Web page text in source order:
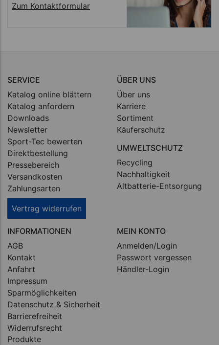
Zum Kontaktformular
SERVICE
Katalog online blättern
Katalog anfordern
Downloads
Newsletter
Sport-Tec bewerten
Direktbestellung
Pressebereich
Versandkosten
Zahlungsarten
Vertrag widerrufen
ÜBER UNS
Über uns
Karriere
Sortiment
Käuferschutz
UMWELTSCHUTZ
Recycling
Nachhaltigkeit
Altbatterie-Entsorgung
INFORMATIONEN
AGB
Kontakt
Anfahrt
Impressum
Sparmöglichkeiten
Datenschutz & Sicherheit
Barrierefreiheit
Widerrufsrecht
Produkte
MEIN KONTO
Anmelden/Login
Passwort vergessen
Händler-Login